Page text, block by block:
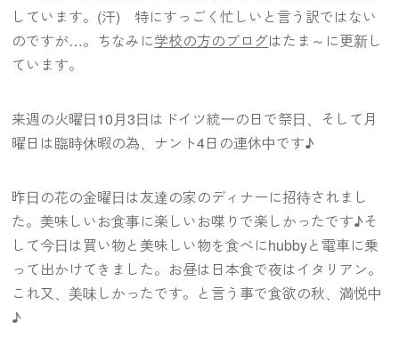
しています。(汗) 特にすっごく忙しいと言う訳ではない
のですが…。ちなみに学校の方のブログはたま～に更新し
ています。
来週の火曜日10月3日はドイツ統一の日で祭日、そして月
曜日は臨時休暇の為、ナント4日の連休中です♪
昨日の花の金曜日は友達の家のディナーに招待されまし
た。美味しいお食事に楽しいお喋りで楽しかったです♪そ
して今日は買い物と美味しい物を食べにhubbyと電車に乗
って出かけてきました。お昼は日本食で夜はイタリアン。
これ又、美味しかったです。と言う事で食欲の秋、満悦中
♪